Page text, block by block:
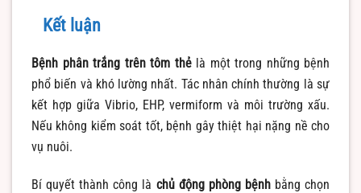
Kết luận
Bệnh phân trắng trên tôm thẻlà một trong những bệnh
phổ biến và khó lường nhất. Tác nhân chính thường là sự
kết hợp giữa Vibrio, EHP, vermiform và môi trường xấu.
Nếu không kiểm soát tốt, bệnh gây thiệt hại nặng nề cho
vụ nuôi.
Bí quyết thành công là chủ động phòng bệnhbằng chọn